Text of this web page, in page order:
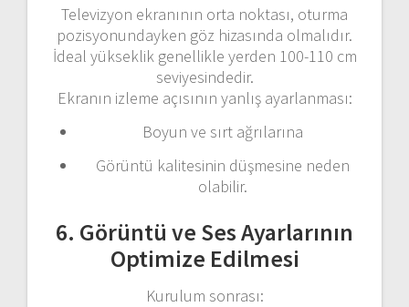
Televizyon ekranının orta noktası, oturma
pozisyonundayken göz hizasında olmalıdır.
İdeal yükseklik genellikle yerden 100-110 cm
seviyesindedir.
Ekranın izleme açısının yanlış ayarlanması:
Boyun ve sırt ağrılarına
Görüntü kalitesinin düşmesine neden
olabilir.
6. Görüntü ve Ses Ayarlarının
Optimize Edilmesi
Kurulum sonrası: